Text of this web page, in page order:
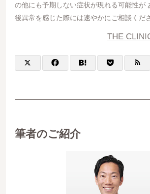
の他にも予期しない症状が現れる可能性が
後異常を感じた際には速やかにご相談くだ
THE
筆者のご紹介